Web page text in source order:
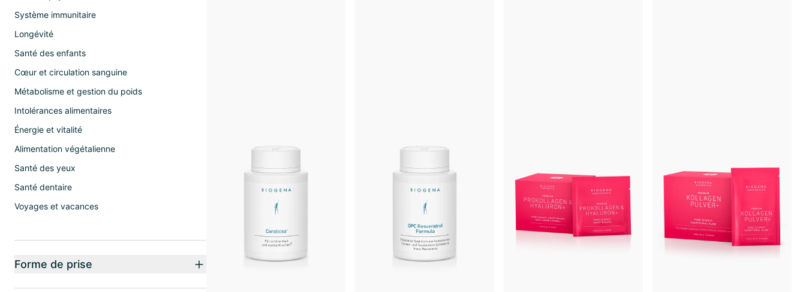
Système immunitaire
Longévité
Santé des enfants
Cœur et circulation sanguine
Métabolisme et gestion du poids
Intolérances alimentaires
Énergie et vitalité
Alimentation végétalienne
Santé des yeux
Santé dentaire
Voyages et vacances
Forme de prise